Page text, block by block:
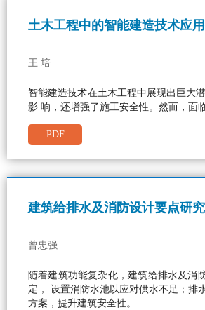
土木工程中的智能建造技术应
王 培
智能建造技术在土木工程中展现出巨大
影 响，还增强了施工安全性。然而，面
PDF
建筑给排水及消防设计要点研究
曾忠强
随着建筑功能复杂化，建筑给排水及消
定， 设置消防水池以应对供水不足；排
方案，提升建筑安全性。